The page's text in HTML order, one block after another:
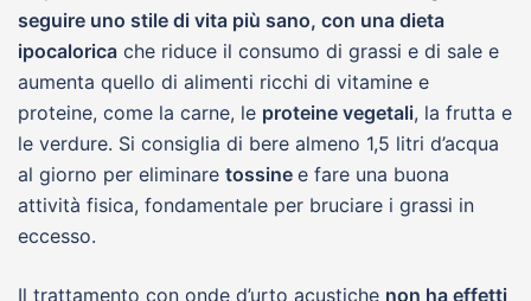
seguire uno stile di vita più sano, con una dieta
ipocalorica che riduce il consumo di grassi e di sale e
aumenta quello di alimenti ricchi di vitamine e
proteine, come la carne, le proteine vegetali, la frutta e
le verdure. Si consiglia di bere almeno 1,5 litri d’acqua
al giorno per eliminare tossine e fare una buona
attività fisica, fondamentale per bruciare i grassi in
eccesso.
Il trattamento con onde d’urto acustiche non ha effetti